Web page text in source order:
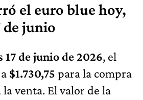
el euro blue hoy,
de junio
17 de junio de 2026, el
$1.730,75​ para la compra
la venta. El valor de la